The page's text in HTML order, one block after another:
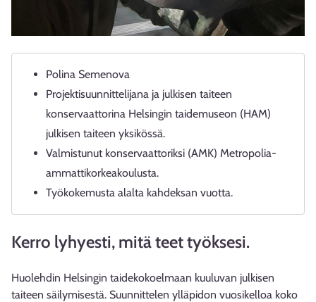
Polina Semenova
Projektisuunnittelijana ja julkisen taiteen
konservaattorina Helsingin taidemuseon (HAM)
julkisen taiteen yksikössä.
Valmistunut konservaattoriksi (AMK) Metropolia-
ammattikorkeakoulusta.
Työkokemusta alalta kahdeksan vuotta.
Kerro lyhyesti, mitä teet työksesi.
Huolehdin Helsingin taidekokoelmaan kuuluvan julkisen
taiteen säilymisestä. Suunnittelen ylläpidon vuosikelloa koko